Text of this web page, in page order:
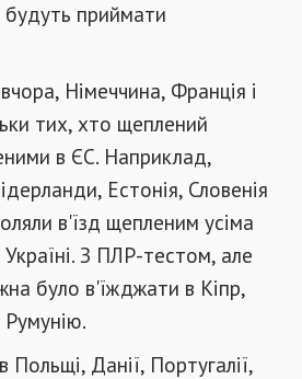
приймати
Німеччина, Франція і
тих, хто щеплений
в ЄС. Наприклад,
Естонія, Словенія
в'їзд щепленим усіма
З ПЛР-тестом, але
було в'їжджати в Кіпр,
Румунію.
Данії, Португалії,